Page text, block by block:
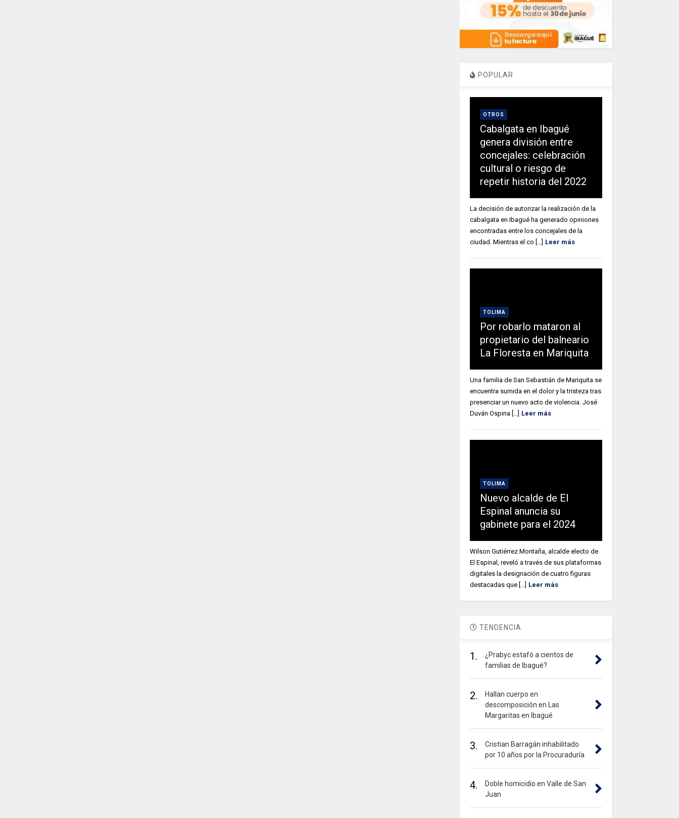
POPULAR
OTROS
Cabalgata en Ibagué
genera división entre
concejales: celebración
cultural o riesgo de
repetir historia del 2022
La decisión de autorizar la realización de la
cabalgata en Ibagué ha generado opiniones
encontradas entre los concejales de la
ciudad. Mientras el co [...] Leer más
TOLIMA
Por robarlo mataron al
propietario del balneario
La Floresta en Mariquita
Una familia de San Sebastián de Mariquita se
encuentra sumida en el dolor y la tristeza tras
presenciar un nuevo acto de violencia. José
Duván Ospina [...] Leer más
TOLIMA
Nuevo alcalde de El
Espinal anuncia su
gabinete para el 2024
Wilson Gutiérrez Montaña, alcalde electo de
El Espinal, reveló a través de sus plataformas
digitales la designación de cuatro figuras
destacadas que [...] Leer más
TENDENCIA
1.
¿Prabyc estafó a cientos de
familias de Ibagué?
2.
Hallan cuerpo en
descomposición en Las
Margaritas en Ibagué
3.
Cristian Barragán inhabilitado
por 10 años por la Procuraduría
4.
Doble homicidio en Valle de San
Juan